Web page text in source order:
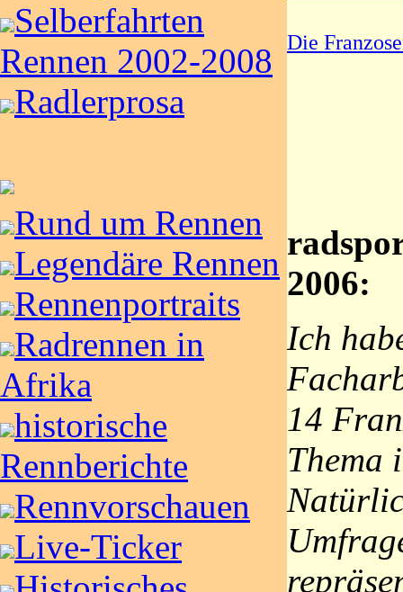
Selberfahrten
Rennen 2002-2008
Radlerprosa
Rund um Rennen
Legendäre Rennen
Rennenportraits
Radrennen in
Afrika
historische
Rennberichte
Rennvorschauen
Live-Ticker
Die
2006:
Ich
14
Thema